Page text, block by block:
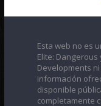
Esta web no es
Elite:
Developments
información
disponible
completamente